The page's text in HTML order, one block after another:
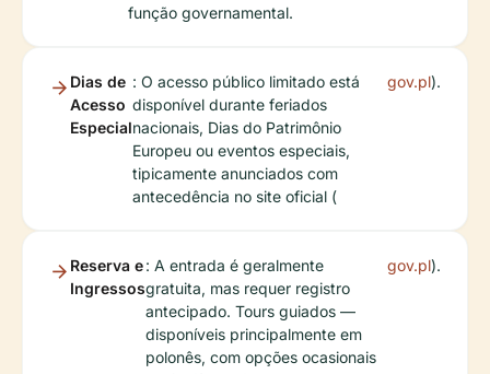
função governamental.
Dias de
Acesso
Especial
: O acesso público limitado está
disponível durante feriados
nacionais, Dias do Patrimônio
Europeu ou eventos especiais,
tipicamente anunciados com
antecedência no site oficial (
gov.pl).
Reserva e
Ingressos
: A entrada é geralmente
gratuita, mas requer registro
antecipado. Tours guiados —
disponíveis principalmente em
polonês, com opções ocasionais
gov.pl).